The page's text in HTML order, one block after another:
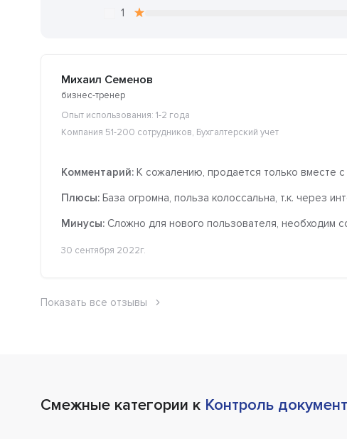
1
Михаил Семенов
бизнес-тренер
Опыт использования: 1-2 года
Компания 51-200 сотрудников, Бухгалтерский учет
Комментарий: К сожалению, продается только вместе
Плюсы: База огромна, польза колоссальна, т.к. через
Минусы: Сложно для нового пользователя, необходим
30 сентября 2022г.
Показать все отзывы
Смежные категории к Контроль